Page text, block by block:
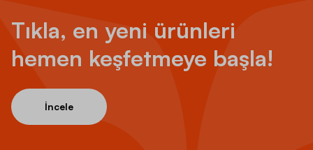
Tıkla, en yeni ürünleri
hemen keşfetmeye başla!
İncele